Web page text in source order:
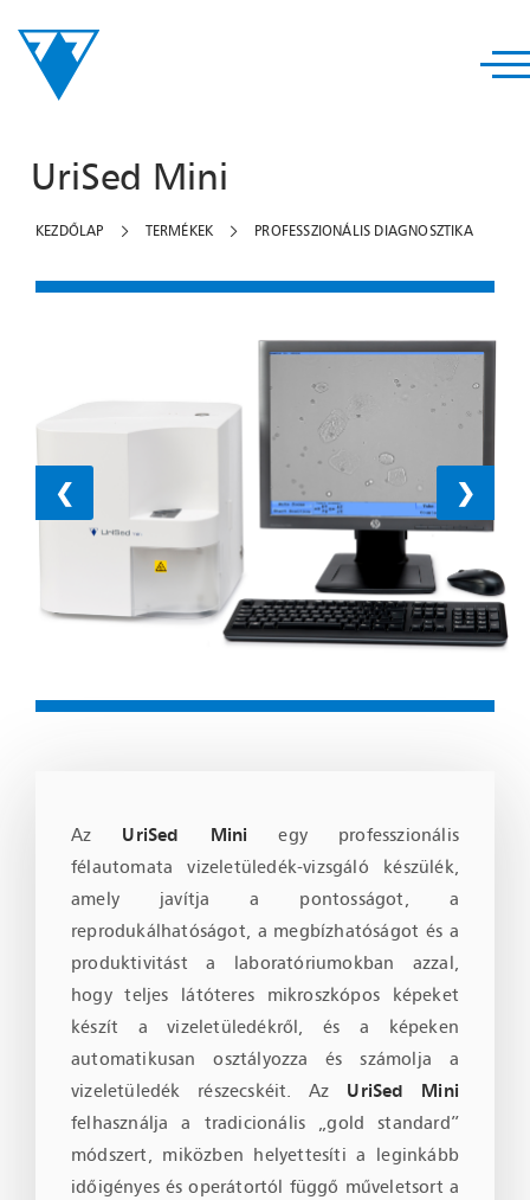
UriSed Mini
KEZDŐLAP TERMÉKEK PROFESSZIONÁLIS DIAGNOSZTIKA
❮ ❯
Az UriSed Miniegy professzionális
félautomata vizeletüledék-vizsgáló készülék,
amely javítja a pontosságot, a
reprodukálhatóságot, a megbízhatóságot és a
produktivitást a laboratóriumokban azzal,
hogy teljes látóteres mikroszkópos képeket
készít a vizeletüledékről, és a képeken
automatikusan osztályozza és számolja a
vizeletüledék részecskéit. Az UriSed
Mini
felhasználja a tradicionális „gold standard”
módszert, miközben helyettesíti a leginkább
időigényes és operátortól függő műveletsort a